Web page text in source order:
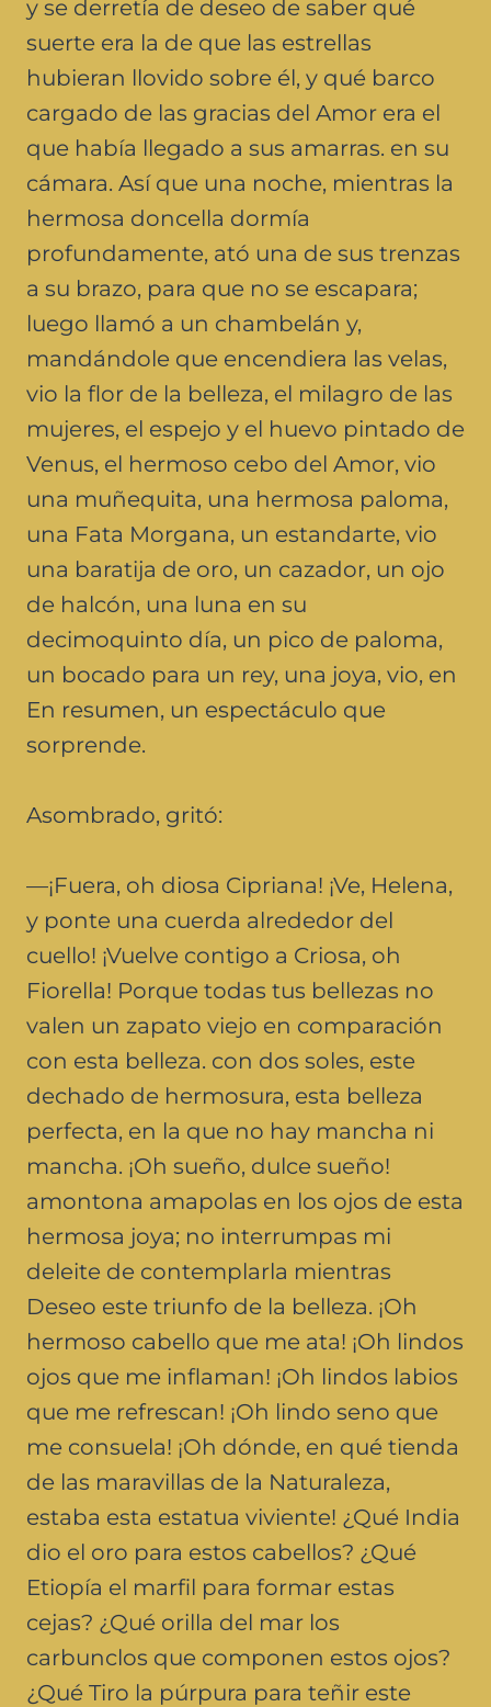
y se derretía de deseo de saber qué
suerte era la de que las estrellas
hubieran llovido sobre él, y qué barco
cargado de las gracias del Amor era el
que había llegado a sus amarras. en su
cámara. Así que una noche, mientras la
hermosa doncella dormía
profundamente, ató una de sus trenzas
a su brazo, para que no se escapara;
luego llamó a un chambelán y,
mandándole que encendiera las velas,
vio la flor de la belleza, el milagro de las
mujeres, el espejo y el huevo pintado de
Venus, el hermoso cebo del Amor, vio
una muñequita, una hermosa paloma,
una Fata Morgana, un estandarte, vio
una baratija de oro, un cazador, un ojo
de halcón, una luna en su
decimoquinto día, un pico de paloma,
un bocado para un rey, una joya, vio, en
En resumen, un espectáculo que
sorprende.
Asombrado, gritó:
—¡Fuera, oh diosa Cipriana! ¡Ve, Helena,
y ponte una cuerda alrededor del
cuello! ¡Vuelve contigo a Criosa, oh
Fiorella! Porque todas tus bellezas no
valen un zapato viejo en comparación
con esta belleza. con dos soles, este
dechado de hermosura, esta belleza
perfecta, en la que no hay mancha ni
mancha. ¡Oh sueño, dulce sueño!
amontona amapolas en los ojos de esta
hermosa joya; no interrumpas mi
deleite de contemplarla mientras
Deseo este triunfo de la belleza. ¡Oh
hermoso cabello que me ata! ¡Oh lindos
ojos que me inflaman! ¡Oh lindos labios
que me refrescan! ¡Oh lindo seno que
me consuela! ¡Oh dónde, en qué tienda
de las maravillas de la Naturaleza,
estaba esta estatua viviente! ¿Qué India
dio el oro para estos cabellos? ¿Qué
Etiopía el marfil para formar estas
cejas? ¿Qué orilla del mar los
carbunclos que componen estos ojos?
¿Qué Tiro la púrpura para teñir este